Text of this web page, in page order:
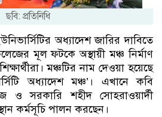
ছবি: প্রতিনিধি
অধ্যাদেশ জারির দাবিতে
মূল ফটকে অস্থায়ী মঞ্চ নির্মাণ
মঞ্চটির নাম দেওয়া হয়েছে
অধ্যাদেশ মঞ্চ’। এখানে কবি
সরকারি শহীদ সোহরাওয়ার্দী
কর্মসূচি পালন করছেন।